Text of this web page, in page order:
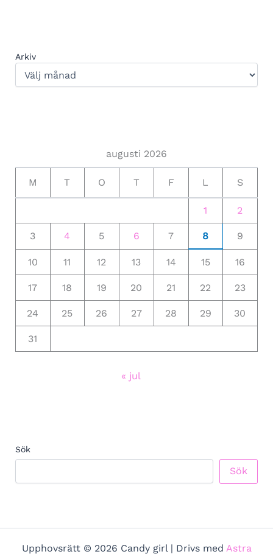
Arkiv
augusti 2026
M T O T F L S
1 2
3 4 5 6 7 8 9
10 11 12 13 14 15 16
17 18 19 20 21 22 23
24 25 26 27 28 29 30
31
« jul
Sök
Sök
Upphovsrätt © 2026 Candy girl | Drivs med Astra